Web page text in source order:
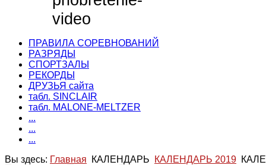
ПРАВИЛА СОРЕВНОВАНИЙ
РАЗРЯДЫ
СПОРТЗАЛЫ
РЕКОРДЫ
ДРУЗЬЯ сайта
табл. SINCLAIR
табл. MALONE-MELTZER
...
...
...
Вы здесь: Главная КАЛЕНДАРЬ КАЛЕНДАРЬ 2019